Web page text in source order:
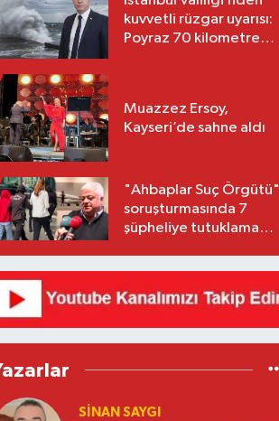
kuvvetli rüzgar uyarısı:
Poyraz 70 kilometre
Muazzez Ersoy,
Kayseri’de sahne aldı
"Ahbaplar Suç Örgütü"
soruşturmasında 7
şüpheliye tutuklama
SINAN SAYGI